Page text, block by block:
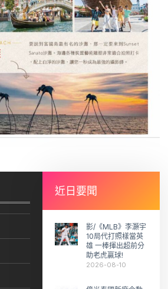
近日要聞
影/《MLB》李灝宇
10局代打照樣當英
雄 一棒揮出超前分
助老虎贏球!
2026-08-10